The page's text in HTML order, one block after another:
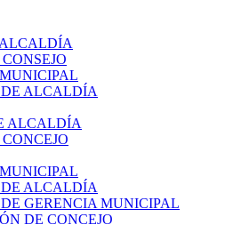
ALCALDÍA
ALCALDÍA
ALCALDÍA
GERENCIA MUNICIPAL
DE CONCEJO